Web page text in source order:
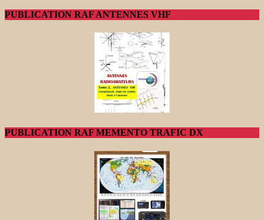
PUBLICATION RAF ANTENNES VHF
PUBLICATION RAF MEMENTO TRAFIC DX